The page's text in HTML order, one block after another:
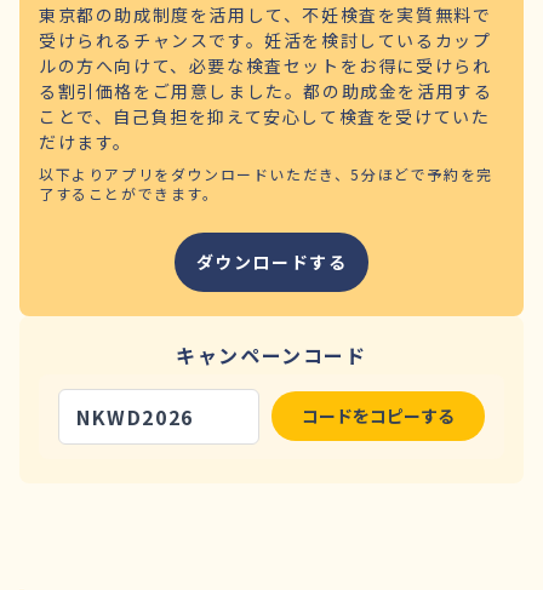
東京都の助成制度を活用して、不妊検査を実質無料で
受けられるチャンスです。妊活を検討しているカップ
ルの方へ向けて、必要な検査セットをお得に受けられ
る割引価格をご用意しました。都の助成金を活用する
ことで、自己負担を抑えて安心して検査を受けていた
だけます。
以下よりアプリをダウンロードいただき、5分ほどで予約を完
了することができます。
ダウンロードする
キャンペーンコード
NKWD2026 コードをコピーする